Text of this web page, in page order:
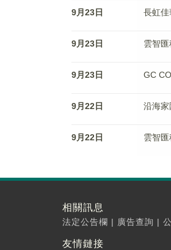
9月23日 長虹
9月23日 雲智
9月23日 GC
9月22日 沿海
9月22日 雲智
相關訊息
法定公告欄 | 廣告查詢 |
友情鏈接